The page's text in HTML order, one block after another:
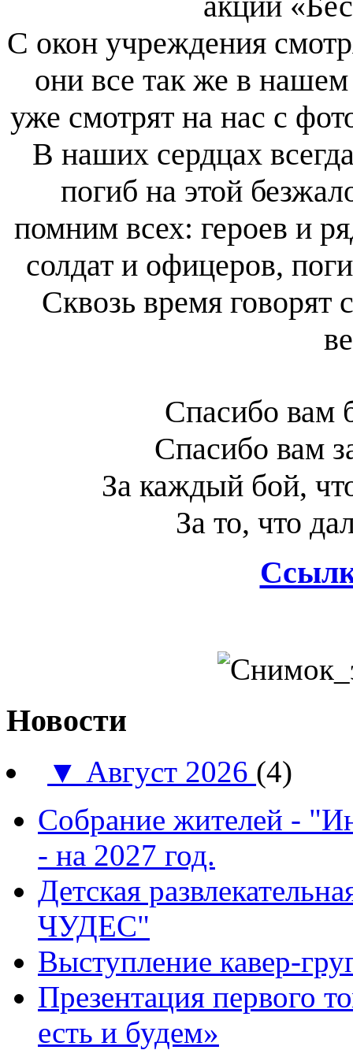
С окон учреждения
они все так же в
уже смотрят на нас с
В наших сердцах
погиб на этой
помним всех: героев и
солдат и офицеров,
Сквозь время говорят
Спасибо вам
Спасибо вам
За каждый бой,
За то, что
Новости
▼ Август 2026 (4)
Собрание жителей -
- на 2027 год.
Детская
ЧУДЕС"
Выступление кавер-
Презентация первого
есть и будем»